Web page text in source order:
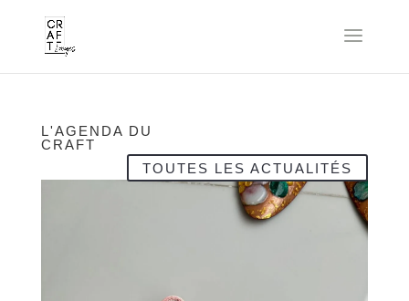
L'AGENDA DU
CRAFT
TOUTES LES ACTUALITÉS